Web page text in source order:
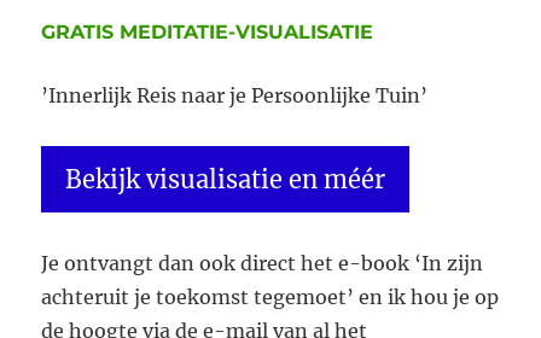
je
wordt?
GRATIS MEDITATIE-VISUALISATIE
’Innerlijk Reis naar je Persoonlijke Tuin’
Bekijk visualisatie en méér
Je ontvangt dan ook direct het e-book ‘In zijn
achteruit je toekomst tegemoet’ en ik hou je op
de hoogte via de e-mail van al het